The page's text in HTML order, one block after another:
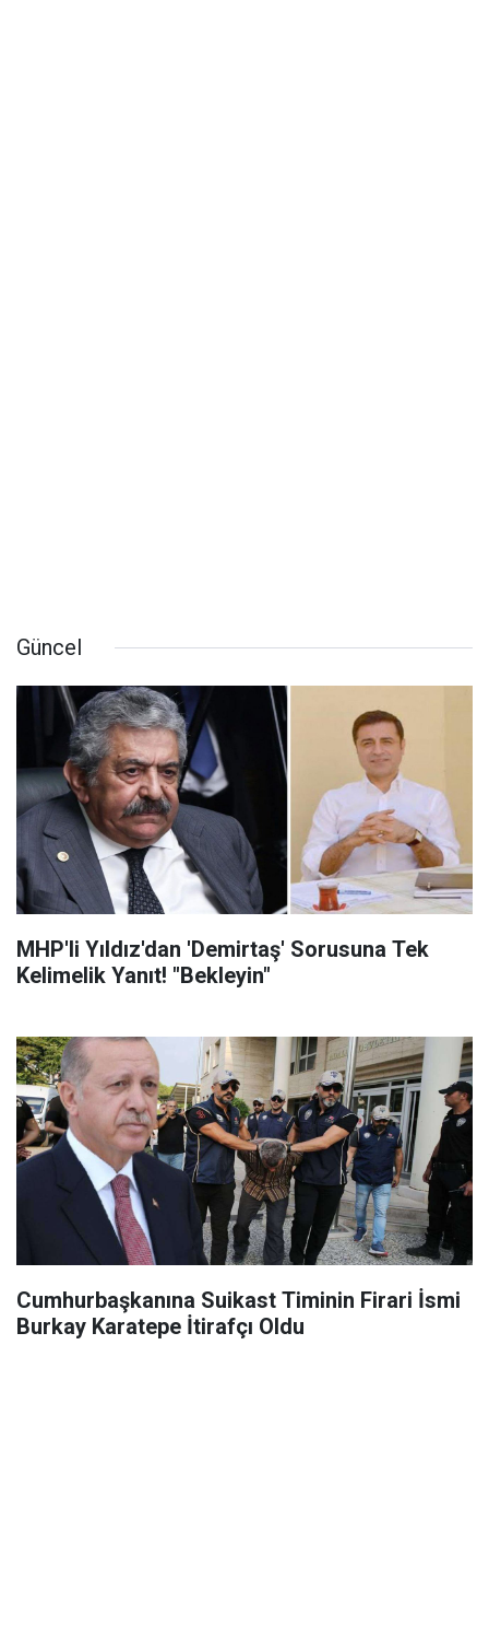
Güncel
MHP'li Yıldız'dan 'Demirtaş' Sorusuna Tek
Kelimelik Yanıt! "Bekleyin"
Cumhurbaşkanına Suikast Timinin Firari İsmi
Burkay Karatepe İtirafçı Oldu